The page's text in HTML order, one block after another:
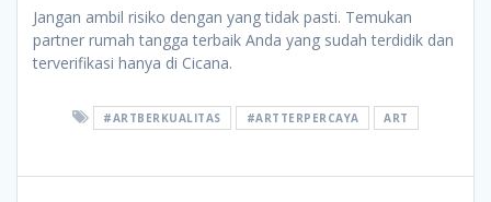
Jangan ambil risiko dengan yang tidak pasti. Temukan
partner rumah tangga terbaik Anda yang sudah terdidik dan
terverifikasi hanya di Cicana.
#ARTBERKUALITAS #ARTTERPERCAYA ART